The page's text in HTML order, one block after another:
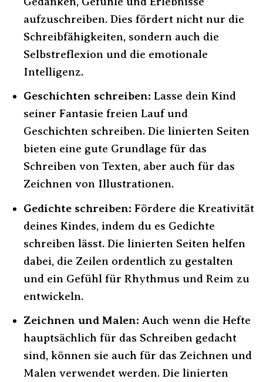
aufzuschreiben. Dies fördert nicht nur die
Schreibfähigkeiten, sondern auch die
Selbstreflexion und die emotionale
Intelligenz.
Geschichten schreiben: Lasse dein Kind
seiner Fantasie freien Lauf und
Geschichten schreiben. Die linierten Seiten
bieten eine gute Grundlage für das
Schreiben von Texten, aber auch für das
Zeichnen von Illustrationen.
Gedichte schreiben: Fördere die Kreativität
deines Kindes, indem du es Gedichte
schreiben lässt. Die linierten Seiten helfen
dabei, die Zeilen ordentlich zu gestalten
und ein Gefühl für Rhythmus und Reim zu
entwickeln.
Zeichnen und Malen: Auch wenn die Hefte
hauptsächlich für das Schreiben gedacht
sind, können sie auch für das Zeichnen und
Malen verwendet werden. Die linierten